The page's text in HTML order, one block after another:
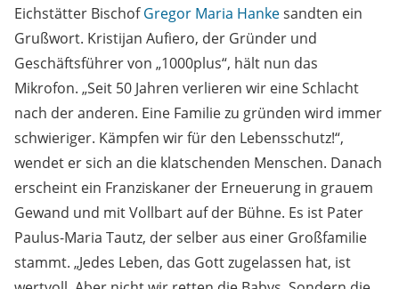
Eichstätter BischofGregor Maria Hankesandten ein
Grußwort. Kristijan Aufiero, der Gründer und
Geschäftsführer von „1000plus“, hält nun das
Mikrofon. „Seit 50 Jahren verlieren wir eine Schlacht
nach der anderen. Eine Familie zu gründen wird immer
schwieriger. Kämpfen wir für den Lebensschutz!“,
wendet er sich an die klatschenden Menschen. Danach
erscheint ein Franziskaner der Erneuerung in grauem
Gewand und mit Vollbart auf der Bühne. Es ist Pater
Paulus-Maria Tautz, der selber aus einer Großfamilie
stammt. „Jedes Leben, das Gott zugelassen hat, ist